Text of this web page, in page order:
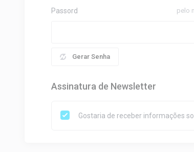
Passord pelo
Gerar Senha
Assinatura de Newsletter
Gostaria de receber informações